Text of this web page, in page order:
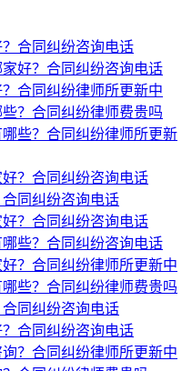
合同纠纷咨询电话
好？合同纠纷咨询电话
合同纠纷律师所更新中
？合同纠纷律师费贵吗
些？合同纠纷律师所更新
？合同纠纷咨询电话
同纠纷咨询电话
？合同纠纷咨询电话
些？合同纠纷咨询电话
？合同纠纷律师所更新中
些？合同纠纷律师费贵吗
同纠纷咨询电话
合同纠纷咨询电话
？合同纠纷律师所更新中